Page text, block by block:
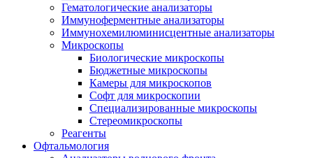
Гематологические анализаторы
Иммуноферментные анализаторы
Иммунохемилюминисцентные анализаторы
Микроскопы
Биологические микроскопы
Бюджетные микроскопы
Камеры для микроскопов
Софт для микроскопии
Специализированные микроскопы
Стереомикроскопы
Реагенты
Офтальмология